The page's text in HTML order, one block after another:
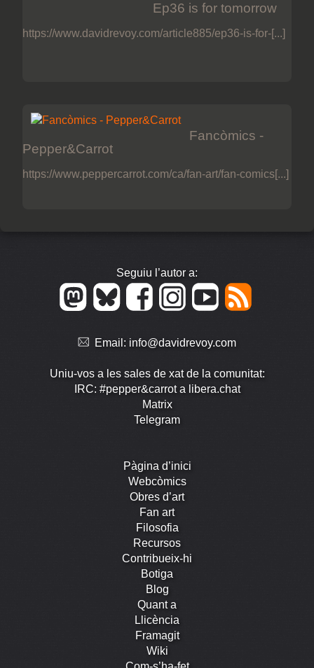
Ep36 is for tomorrow
https://www.davidrevoy.com/article885/ep36-is-for-[...]
Fancòmics -
Pepper&Carrot
https://www.peppercarrot.com/ca/fan-art/fan-comics[...]
Seguiu l’autor a:
Email: info@davidrevoy.com
Uniu-vos a les sales de xat de la comunitat:
IRC: #pepper&carrot a libera.chat
Matrix
Telegram
Pàgina d’inici
Webcòmics
Obres d’art
Fan art
Filosofia
Recursos
Contribueix-hi
Botiga
Blog
Quant a
Llicència
Framagit
Wiki